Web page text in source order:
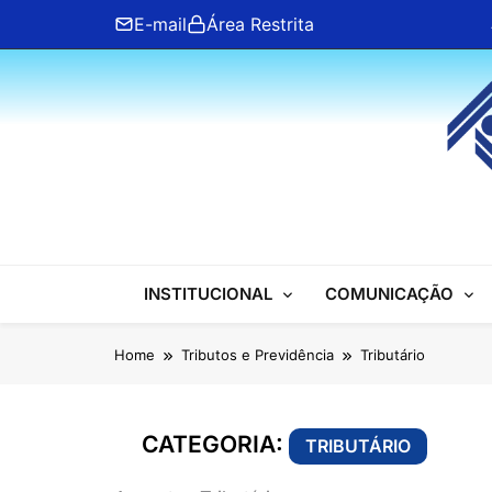
content
E-mail Área Restrita
ANFIP Nacional
INSTITUCIONAL COMUNICAÇÃO
Home Tributos e Previdência Tributário
CATEGORIA: TRIBUTÁRIO